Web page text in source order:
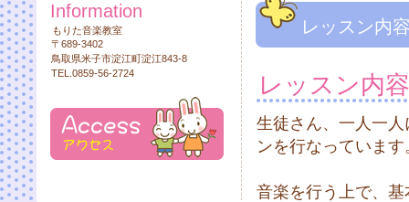
レッスン内
レッスン内容
生徒さん、一人一
ンを行なっています
音楽を行う上で、
Information
もりた音楽教室
〒689-3402
鳥取県米子市淀江町淀江843-8
TEL.0859-56-2724